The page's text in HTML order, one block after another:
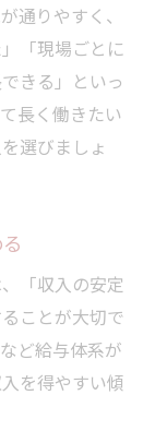
通りやすく、
「現場ごとに
きる」といっ
長く働きたい
選びましょ
「収入の安定
ことが大切で
ど給与体系が
を得やすい傾